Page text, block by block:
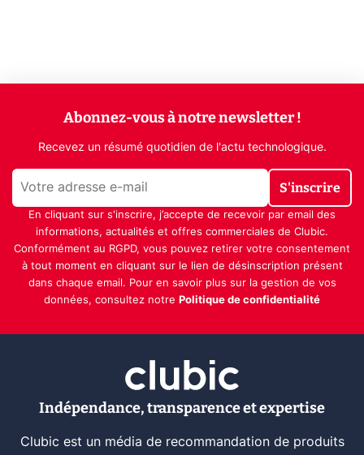
Abonnez-vous à notre newsletter !
Recevez un résumé quotidien de l'actu technologique.
S'inscrire
En cliquant sur s'inscrire, j’accepte de recevoir par email des
informations, actualités et offres commerciales de Clubic.
Conformément au RGPD, vous pouvez retirer votre consentement
à tout moment en cliquant sur le lien de désinscription présent
dans chaque email. Pour en savoir plus sur la gestion de vos
données, consultez notre Politique de confidentialité
Indépendance, transparence et expertise
Clubic est un média de recommandation de produits